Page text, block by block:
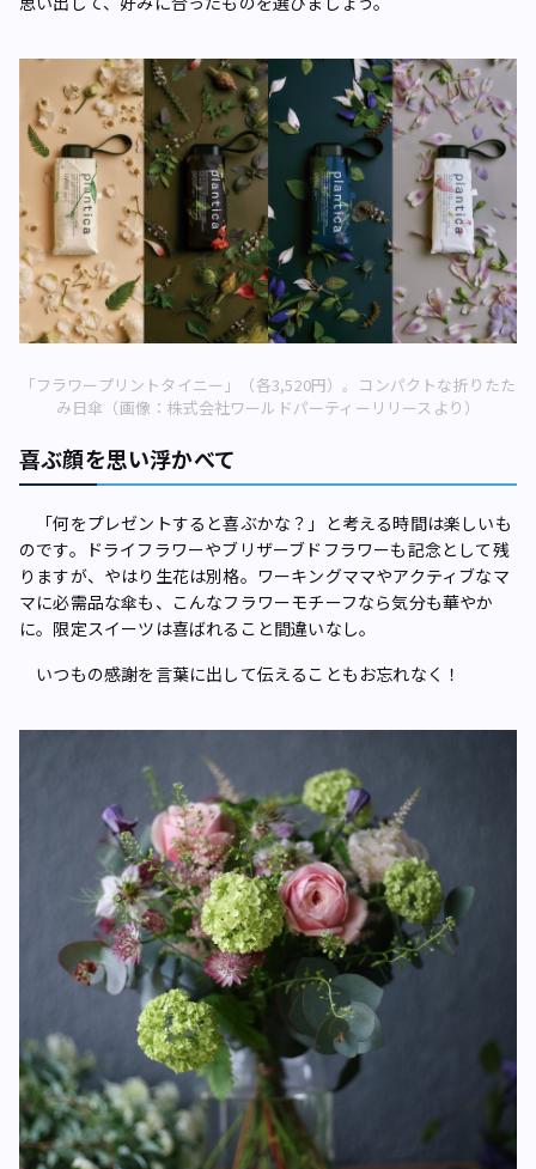
「フラワープリントタイニー」（各3,520円）。コンパクトな折りたた
み日傘（画像：株式会社ワールドパーティーリリースより）
喜ぶ顔を思い浮かべて
「何をプレゼントすると喜ぶかな？」と考える時間は楽しいも
のです。ドライフラワーやブリザーブドフラワーも記念として残
りますが、やはり生花は別格。ワーキングママやアクティブなマ
マに必需品な傘も、こんなフラワーモチーフなら気分も華やか
に。限定スイーツは喜ばれること間違いなし。
いつもの感謝を言葉に出して伝えることもお忘れなく！